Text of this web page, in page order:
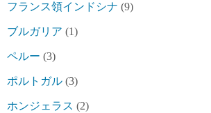
フランス領インドシナ (9)
ブルガリア (1)
ペルー (3)
ポルトガル (3)
ホンジェラス (2)